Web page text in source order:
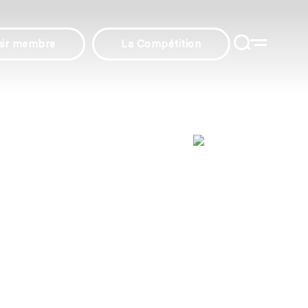
membre La Compétition